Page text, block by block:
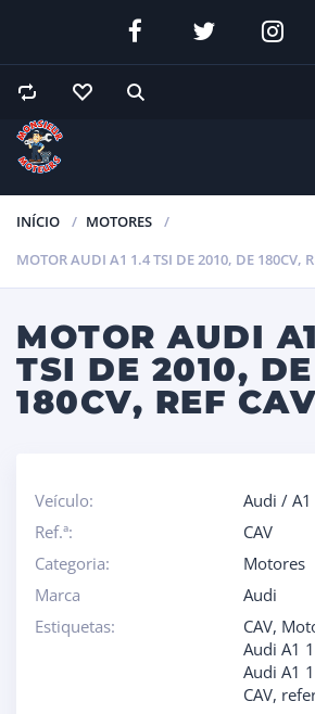
INÍCIO
MOTORES
MOTOR AUDI A1 1.4 TSI DE 2010, DE 180CV,
MOTOR AUDI
TSI DE 2010, DE
180CV, REF CAV
Veículo: Audi / A1
Ref.ª:
CAV
Categoria:
Motores
Marca
Audi
Estiquetas:
CAV,
Audi A1
Audi A1
CAV,